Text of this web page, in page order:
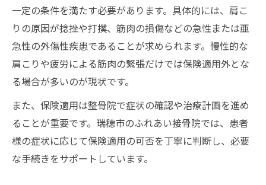
一定の条件を満たす必要があります。具体的には、肩こ
りの原因が捻挫や打撲、筋肉の損傷などの急性または亜
急性の外傷性疾患であることが求められます。慢性的な
肩こりや疲労による筋肉の緊張だけでは保険適用外とな
る場合が多いのが現状です。
また、保険適用は整骨院で症状の確認や治療計画を進め
ることが重要です。瑞穂市のふれあい接骨院では、患者
様の症状に応じて保険適用の可否を丁寧に判断し、必要
な手続きをサポートしています。